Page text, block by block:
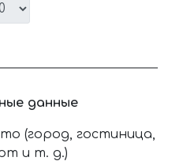
данные
(город, гостиница,
и т. д.)